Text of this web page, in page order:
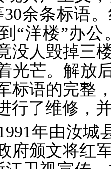
30余条标语
“洋楼”办公
没人毁掉三
光芒。解放
标语的完整
行了维修，
年由汝城
府颁文将红